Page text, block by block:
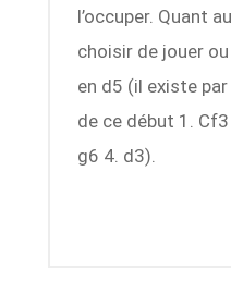
l’occuper. Quant
choisir de jouer
en d5 (il existe
de ce début 1.
g6 4. d3).